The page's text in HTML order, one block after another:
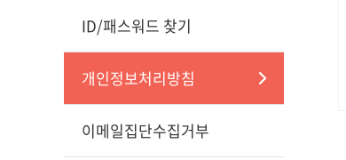
ID/패스워드 찾기
개인정보처리방침
이메일집단수집거부